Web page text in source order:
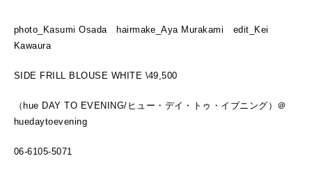
photo_Kasumi Osada hairmake_Aya Murakami edit_Kei
Kawaura
SIDE FRILL BLOUSE WHITE \49,500
（hue DAY TO EVENING/ヒュー・デイ・トゥ・イブニング）＠
huedaytoevening
06-6105-5071